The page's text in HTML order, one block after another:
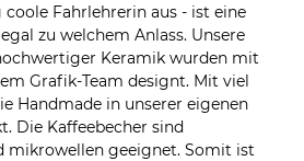
Fahrlehrerin aus - ist eine
zu welchem Anlass. Unsere
Keramik wurden mit
Grafik-Team designt. Mit viel
Handmade in unserer eigenen
Die Kaffeebecher sind
mikrowellen geeignet. Somit ist